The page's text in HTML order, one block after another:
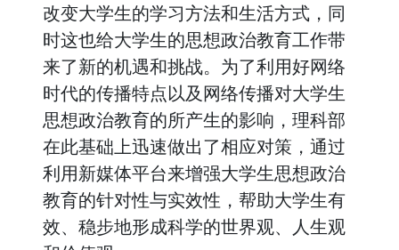
改变大学生的学习方法和生活方式，同
时这也给大学生的思想政治教育工作带
来了新的机遇和挑战。为了利用好网络
时代的传播特点以及网络传播对大学生
思想政治教育的所产生的影响，理科部
在此基础上迅速做出了相应对策，通过
利用新媒体平台来增强大学生思想政治
教育的针对性与实效性，帮助大学生有
效、稳步地形成科学的世界观、人生观